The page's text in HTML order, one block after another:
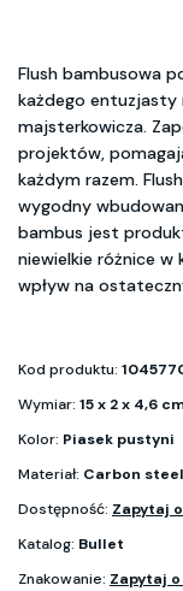
Flush bambusowa
każdego entuzjasty
majsterkowicza.
projektów,
każdym razem.
wygodny
bambus jest
niewielkie różnice w
wpływ na
Kod produktu:
Wymiar: 15 x 2 x 4,6
Kolor: Piasek pustyni
Materiał: Carbon
Dostępność: Zapytaj
Katalog: Bullet
Znakowanie: Zapytaj